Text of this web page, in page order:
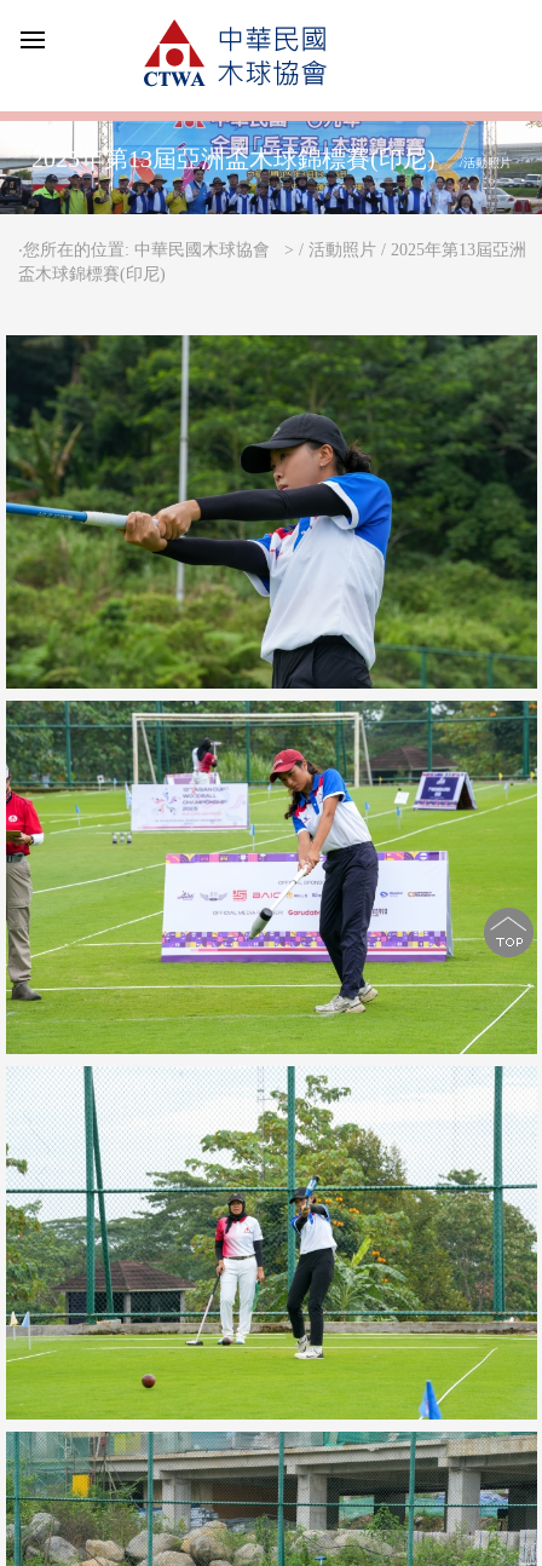
2025年第13屆亞洲盃木球錦標賽(印尼) /活動照片
‧您所在的位置: 中華民國木球協會 > / 活動照片 / 2025年第13屆亞洲
盃木球錦標賽(印尼)